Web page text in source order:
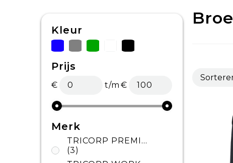
Kleur
Prijs
€ t/m €
Merk
TRICORP PREMIUM
(3)